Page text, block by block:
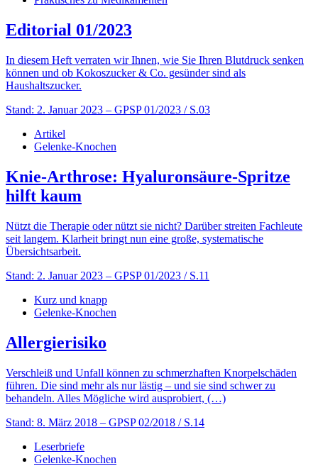
Editorial 01/2023
In diesem Heft verraten wir Ihnen, wie Sie Ihren Blutdruck senken
können und ob Kokoszucker & Co. gesünder sind als
Haushaltszucker.
Stand: 2. Januar 2023 – GPSP 01/2023 / S.03
Artikel
Gelenke-Knochen
Knie-Arthrose: Hyaluronsäure-Spritze
hilft kaum
Nützt die Therapie oder nützt sie nicht? Darüber streiten Fachleute
seit langem. Klarheit bringt nun eine große, systematische
Übersichtsarbeit.
Stand: 2. Januar 2023 – GPSP 01/2023 / S.11
Kurz und knapp
Gelenke-Knochen
Allergierisiko
Verschleiß und Unfall können zu schmerzhaften Knorpelschäden
führen. Die sind mehr als nur lästig – und sie sind schwer zu
behandeln. Alles Mögliche wird ausprobiert, (…)
Stand: 8. März 2018 – GPSP 02/2018 / S.14
Leserbriefe
Gelenke-Knochen